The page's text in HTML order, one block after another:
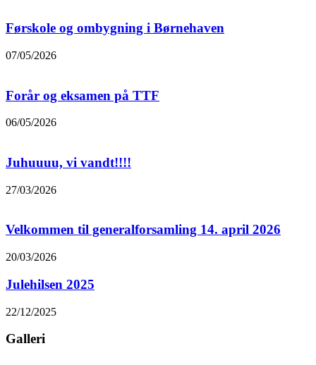
Førskole og ombygning i Børnehaven
07/05/2026
Forår og eksamen på TTF
06/05/2026
Juhuuuu, vi vandt!!!!
27/03/2026
Velkommen til generalforsamling 14. april 2026
20/03/2026
Julehilsen 2025
22/12/2025
Galleri